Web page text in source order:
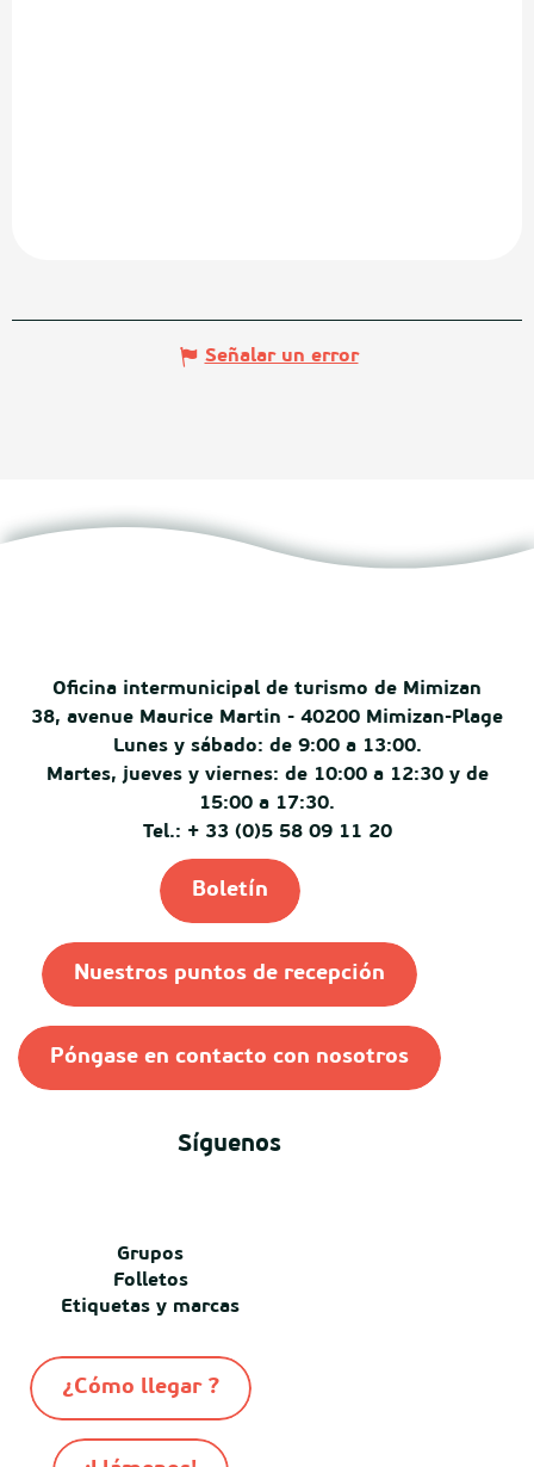
Señalar un error
Oficina intermunicipal de turismo de Mimizan
38, avenue Maurice Martin - 40200 Mimizan-Plage
Lunes y sábado: de 9:00 a 13:00.
Martes, jueves y viernes: de 10:00 a 12:30 y de
15:00 a 17:30.
Tel.: + 33 (0)5 58 09 11 20
Boletín
Nuestros puntos de recepción
Póngase en contacto con nosotros
Síguenos
Grupos
Folletos
Etiquetas y marcas
¿Cómo llegar ?